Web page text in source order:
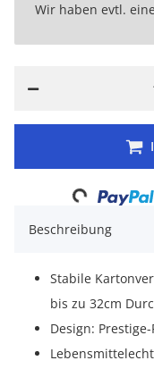
Wir haben evtl.
Loading...
Beschreibung
Stabile
bis zu 32cm
Design:
Lebensmittelecht